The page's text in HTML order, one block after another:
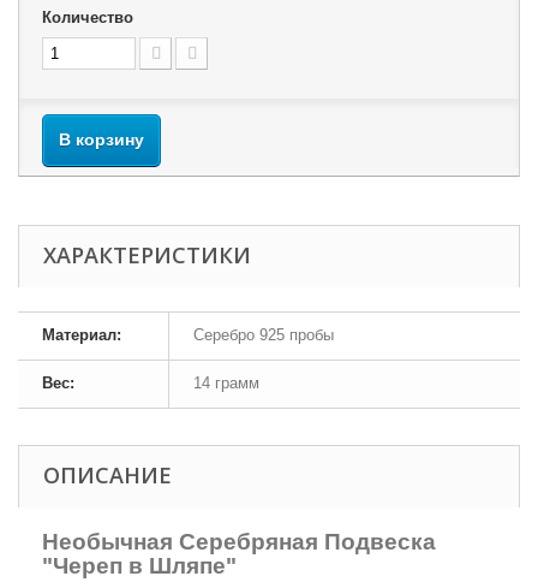
Количество
В корзину
ХАРАКТЕРИСТИКИ
Материал: Серебро 925 пробы
Вес: 14 грамм
ОПИСАНИЕ
Необычная Серебряная Подвеска
"Череп в Шляпе"